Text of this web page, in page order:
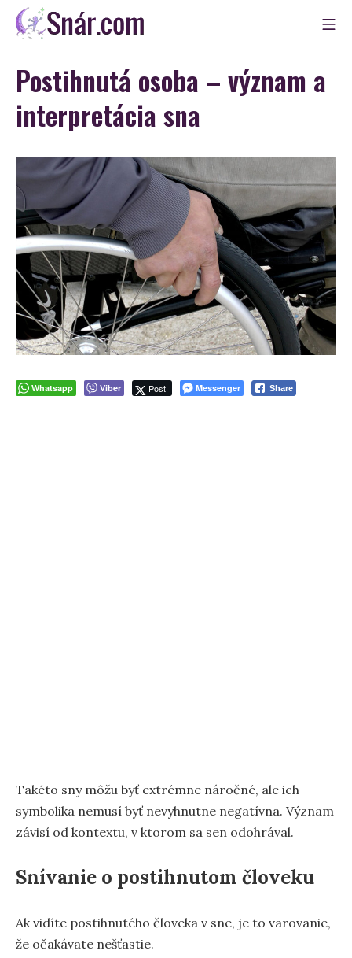
Skip
Snár
Postihnutá osoba – význam a
interpretácia sna
Whatsapp Viber Post Messenger Share
Takéto sny môžu byť extrémne náročné, ale ich
symbolika nemusí byť nevyhnutne negatívna. Význam
závisí od kontextu, v ktorom sa sen odohrával.
Snívanie o postihnutom človeku
Ak vidíte postihnutého človeka v sne, je to varovanie,
že očakávate nešťastie.